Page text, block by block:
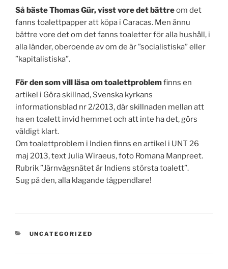
Så bäste Thomas Gür, visst vore det bättreom det
fanns toalettpapper att köpa i Caracas. Men ännu
bättre vore det om det fanns toaletter för alla hushåll, i
alla länder, oberoende av om de är ”socialistiska” eller
”kapitalistiska”.
För den som vill läsa om toalettproblemfinns en
artikel i Göra skillnad, Svenska kyrkans
informationsblad nr 2/2013, där skillnaden mellan att
ha en toalett invid hemmet och att inte ha det, görs
väldigt klart.
Om toalettproblem i Indien finns en artikel i UNT 26
maj 2013, text Julia Wiraeus, foto Romana Manpreet.
Rubrik ”Järnvägsnätet är Indiens största toalett”.
Sug på den, alla klagande tågpendlare!
KATEGORIER
UNCATEGORIZED